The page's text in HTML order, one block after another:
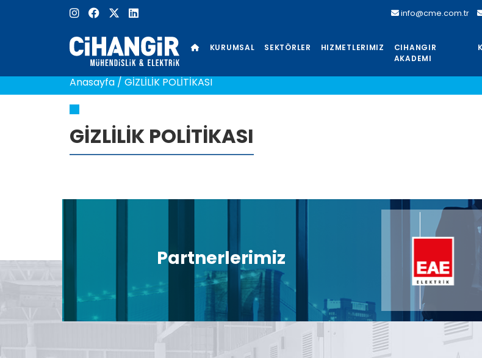
info@cme.com.tr
KURUMSAL SEKTÖRLER HIZMETLERIMIZ
CIHANGIR
AKADEMI
Anasayfa / GİZLİLİK POLİTİKASI
GİZLİLİK POLİTİKASI
Partnerlerimiz